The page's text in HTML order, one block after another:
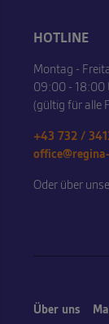
HOTLINE
Montag -
09:00 - 18:00
(gültig für alle
+43 732 /
Oder über
Über uns